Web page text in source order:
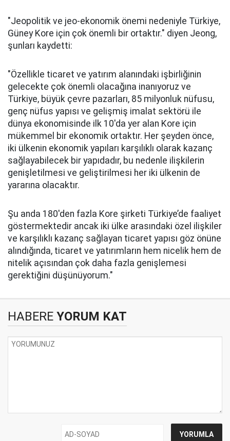
"Jeopolitik ve jeo-ekonomik önemi nedeniyle Türkiye,
Güney Kore için çok önemli bir ortaktır." diyen Jeong,
şunları kaydetti:
"Özellikle ticaret ve yatırım alanındaki işbirliğinin
gelecekte çok önemli olacağına inanıyoruz ve
Türkiye, büyük çevre pazarları, 85 milyonluk nüfusu,
genç nüfus yapısı ve gelişmiş imalat sektörü ile
dünya ekonomisinde ilk 10'da yer alan Kore için
mükemmel bir ekonomik ortaktır. Her şeyden önce,
iki ülkenin ekonomik yapıları karşılıklı olarak kazanç
sağlayabilecek bir yapıdadır, bu nedenle ilişkilerin
genişletilmesi ve geliştirilmesi her iki ülkenin de
yararına olacaktır.
Şu anda 180'den fazla Kore şirketi Türkiye’de faaliyet
göstermektedir ancak iki ülke arasındaki özel ilişkiler
ve karşılıklı kazanç sağlayan ticaret yapısı göz önüne
alındığında, ticaret ve yatırımların hem nicelik hem de
nitelik açısından çok daha fazla genişlemesi
gerektiğini düşünüyorum."
HABERE YORUM KAT